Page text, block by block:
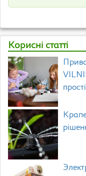
Корисні статті